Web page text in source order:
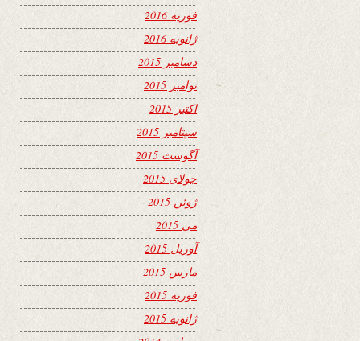
فوریه 2016
ژانویه 2016
دسامبر 2015
نوامبر 2015
اکتبر 2015
سپتامبر 2015
آگوست 2015
جولای 2015
ژوئن 2015
می 2015
آوریل 2015
مارس 2015
فوریه 2015
ژانویه 2015